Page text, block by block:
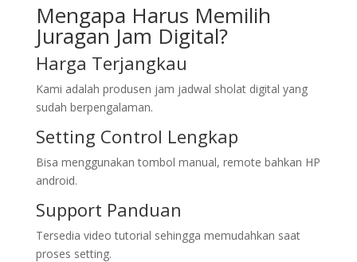
Mengapa Harus Memilih
Juragan Jam Digital?
Harga Terjangkau
Kami adalah produsen jam jadwal sholat digital yang
sudah berpengalaman.
Setting Control Lengkap
Bisa menggunakan tombol manual, remote bahkan HP
android.
Support Panduan
Tersedia video tutorial sehingga memudahkan saat
proses setting.